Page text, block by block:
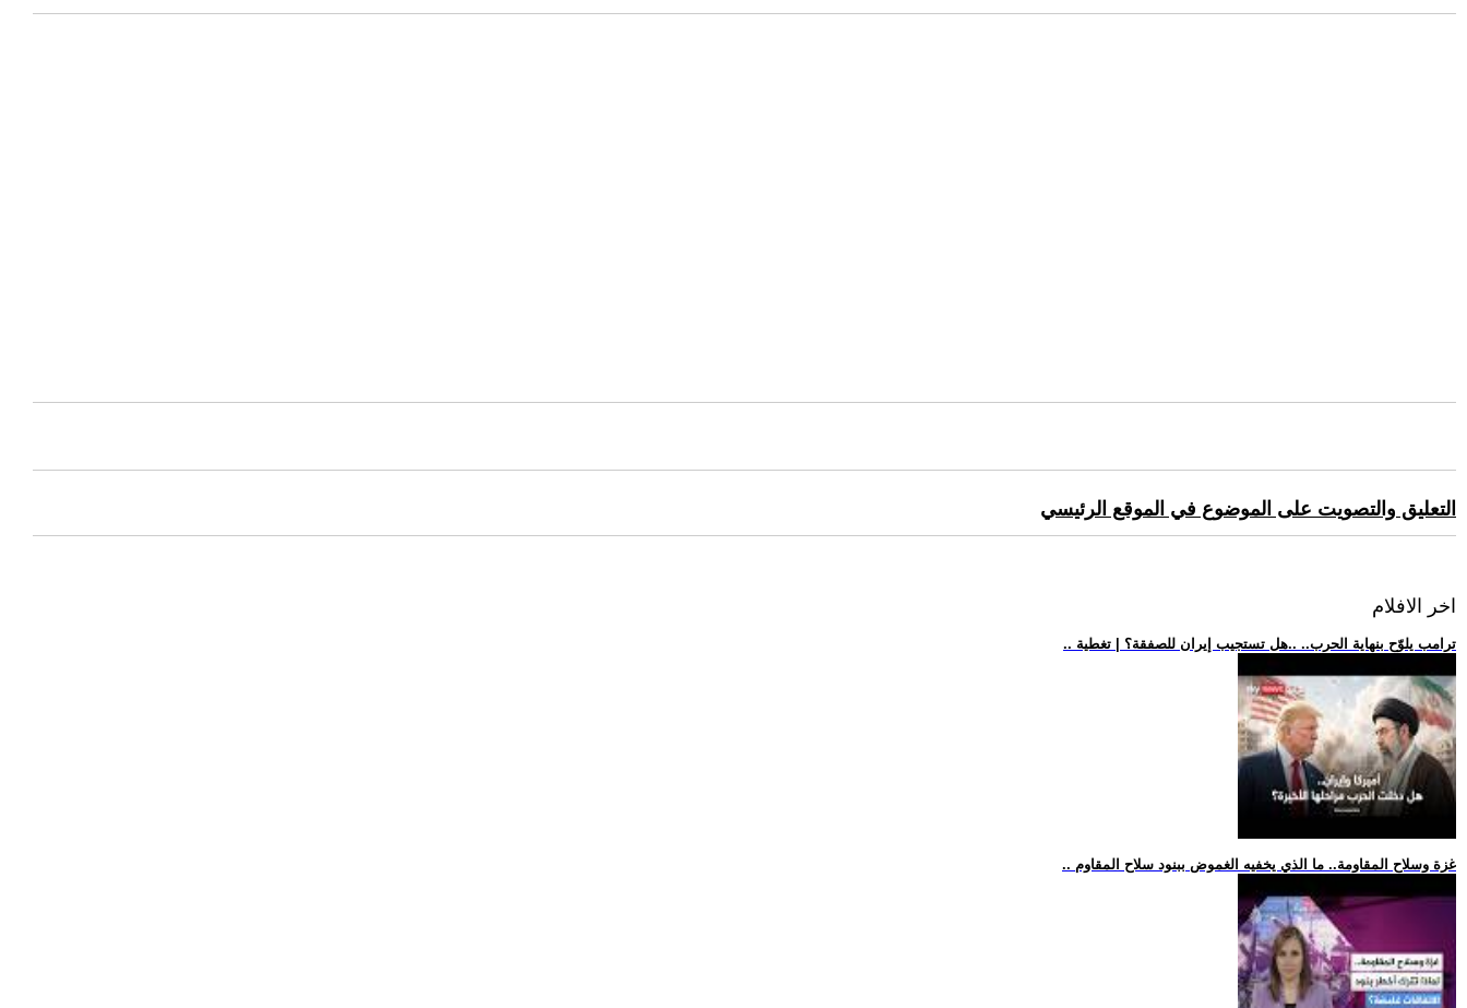
التعليق والتصويت على الموضوع في الموقع الرئيسي
اخر الافلام
.. ترامب يلوّح بنهاية الحرب.. ..هل تستجيب إيران للصفقة؟ | تغطية
.. غزة وسلاح المقاومة.. ما الذي يخفيه الغموض ببنود سلاح المقاوم